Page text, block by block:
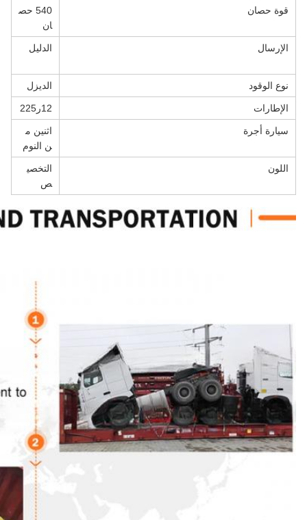
قوة حصان
540 حص
ان
الإرسال الدليل
نوع الوقود الديزل
الإطارات 12ر225
سيارة أجرة
اثنين م
ن النوم
اللون
التخصي
ص